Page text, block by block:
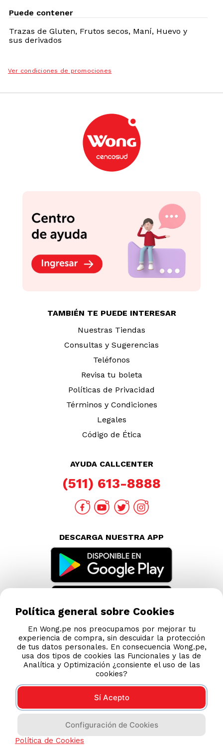
Puede contener
Trazas de Gluten, Frutos secos, Maní, Huevo y
sus derivados
MOSTRAR MÁS
Nuestras Tiendas
Consultas y Sugerencias
Teléfonos
Revisa tu boleta
Políticas de Privacidad
Términos y Condiciones
Legales
Código de Ética
(511) 613-8888
Compras 100% seguras
Esta tienda usa Niubiz para realizar transacciones
Política general sobre Cookies
En Wong.pe nos preocupamos por mejorar tu
experiencia de compra, sin descuidar la protección
de tus datos personales. En consecuencia Wong.pe,
usa dos tipos de cookies las Funcionales y las de
Analítica y Optimización ¿consiente el uso de las
cookies?
Sí Acepto
Configuración de Cookies
Política de Cookies